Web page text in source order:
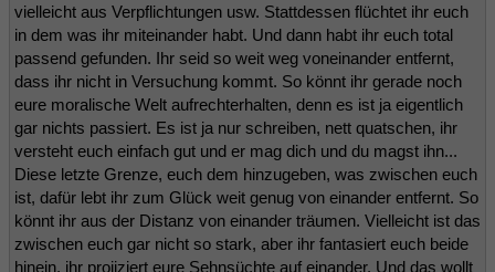
vielleicht aus Verpflichtungen usw. Stattdessen flüchtet ihr euch
in dem was ihr miteinander habt. Und dann habt ihr euch total
passend gefunden. Ihr seid so weit weg voneinander entfernt,
dass ihr nicht in Versuchung kommt. So könnt ihr gerade noch
eure moralische Welt aufrechterhalten, denn es ist ja eigentlich
gar nichts passiert. Es ist ja nur schreiben, nett quatschen, ihr
versteht euch einfach gut und er mag dich und du magst ihn...
Diese letzte Grenze, euch dem hinzugeben, was zwischen euch
ist, dafür lebt ihr zum Glück weit genug von einander entfernt. So
könnt ihr aus der Distanz von einander träumen. Vielleicht ist das
zwischen euch gar nicht so stark, aber ihr fantasiert euch beide
hinein, ihr projiziert eure Sehnsüchte auf einander. Und das wollt